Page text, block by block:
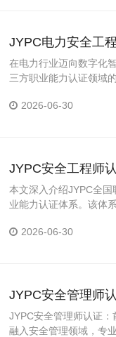
JYPC电力安全工
在电力行业迈向数字化
三方职业能力认证领域
2026-06-30
JYPC安全工程师
本文深入介绍JYPC全
业能力认证体系。该体
2026-06-30
JYPC安全管理师
JYPC安全管理师认证
融入安全管理领域，专